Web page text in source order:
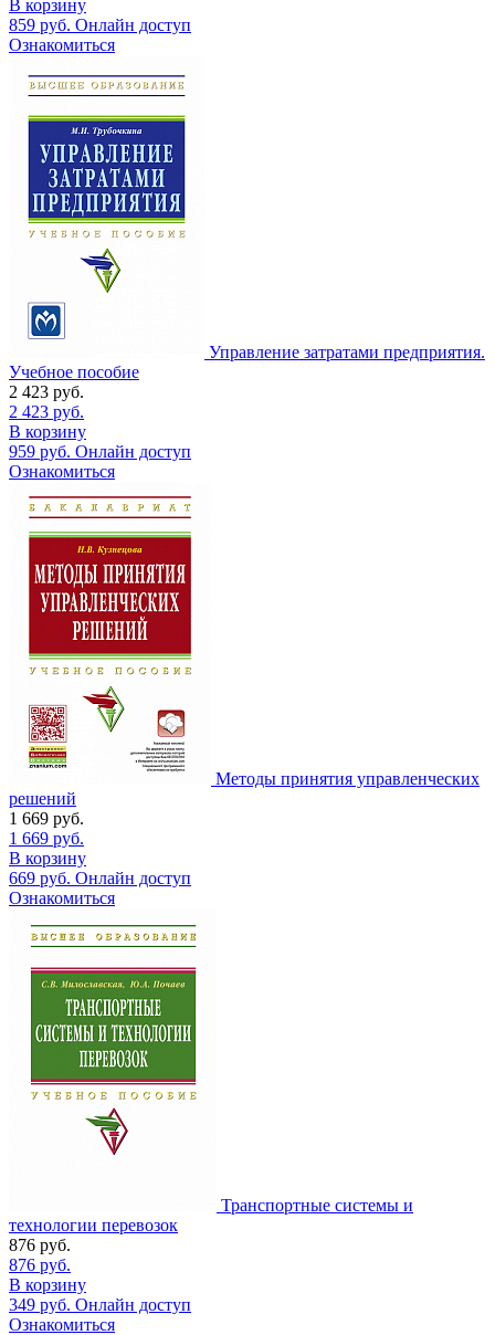
В корзину
859 руб. Онлайн доступ
Ознакомиться
Управление затратами предприятия.
Учебное пособие
2 423 руб.
2 423 руб.
В корзину
959 руб. Онлайн доступ
Ознакомиться
Методы принятия управленческих
решений
1 669 руб.
1 669 руб.
В корзину
669 руб. Онлайн доступ
Ознакомиться
Транспортные системы и
технологии перевозок
876 руб.
876 руб.
В корзину
349 руб. Онлайн доступ
Ознакомиться